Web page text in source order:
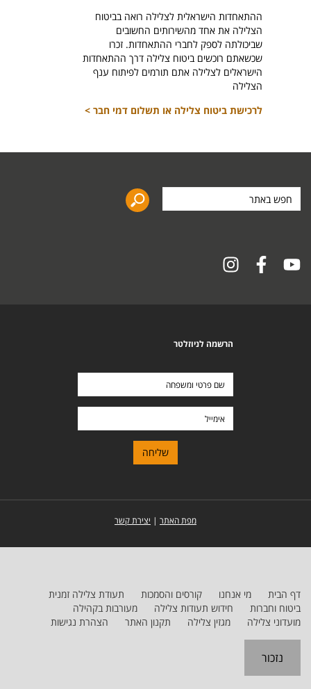
ההתאחדות הישראלית לצלילה רואה בביטוח
הצלילה את אחד מהשירותים החשובים
שביכולתה לספק לחברי ההתאחדות. זכרו
שכשאתם רוכשים ביטוח צלילה דרך ההתאחדות
הישראלים לצלילה אתם תורמים לפיתוח ענף
הצלילה
לרכישת ביטוח צלילה או תשלום דמי חבר >
באתר
הרשמה לניוזלטר
מפת האתר | יצירת קשר
דף הבית מי אנחנו קורסים והסמכות
תעודת צלילה זמנית
ביטוח וחברות
חידוש תעודות צלילה
מעורבות בקהילה
מועדוני צלילה
מגזין צלילה תקנון האתר הצהרת נגישות
נזכור